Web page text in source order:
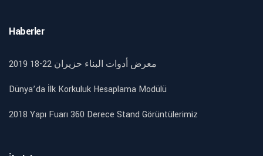
Haberler
2019 18-22 معرض أدوات البناء حزيران
Dünya’da İlk Korkuluk Hesaplama Modülü
2018 Yapı Fuarı 360 Derece Stand Görüntülerimiz